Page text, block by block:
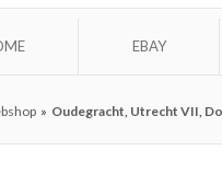
EBAY
» Oudegracht, Utrecht VII,